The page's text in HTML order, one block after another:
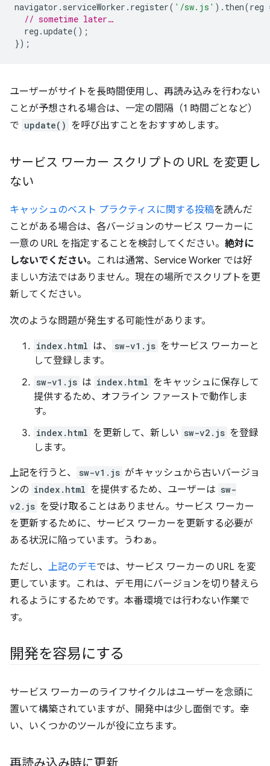
navigator . serviceWorker . register( '/sw.js' ). then(reg
// sometime later…
reg .update();
});
ユーザーがサイトを長時間使用し、再読み込みを行わない
ことが予想される場合は、一定の間隔（1 時間ごとなど）
で update() を呼び出すことをおすすめします。
サービス ワーカー スクリプトの URL を変更し
ない
キャッシュのベスト プラクティスに関する投稿を読んだ
ことがある場合は、各バージョンのサービス ワーカーに
一意の URL を指定することを検討してください。 絶対に
しないでください。
これは通常、Service Worker では好
ましい方法ではありません。現在の場所でスクリプトを更
新してください。
次のような問題が発生する可能性があります。
index.html は、 sw-v1.js をサービス ワーカーと
して登録します。
sw-v1.js は index.html をキャッシュに保存して
提供するため、オフライン ファーストで動作しま
す。
index.html を更新して、新しい sw-v2.js を登録
します。
上記を行うと、 sw-v1.js がキャッシュから古いバージョ
ンの index.html を提供するため、ユーザーは sw-
v2.js を受け取ることはありません。サービス ワーカー
を更新するために、サービス ワーカーを更新する必要が
ある状況に陥っています。うわぁ。
ただし、 上記のデモでは、サービス ワーカーの URL を変
更しています。
これは、デモ用にバージョンを切り替えら
れるようにするためです。本番環境では行わない作業で
す。
開発を容易にする
サービス ワーカーのライフサイクルはユーザーを念頭に
置いて構築されていますが、開発中は少し面倒です。幸
い、いくつかのツールが役に立ちます。